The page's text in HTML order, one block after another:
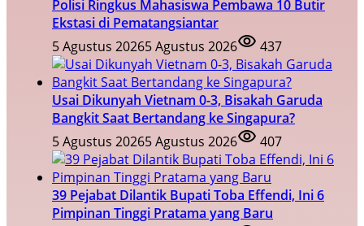
Polisi Ringkus Mahasiswa Pembawa 10 Butir
Ekstasi di Pematangsiantar
5 Agustus 20265 Agustus 2026 437
Usai Dikunyah Vietnam 0-3, Bisakah Garuda
Bangkit Saat Bertandang ke Singapura?
5 Agustus 20265 Agustus 2026 407
39 Pejabat Dilantik Bupati Toba Effendi, Ini 6
Pimpinan Tinggi Pratama yang Baru